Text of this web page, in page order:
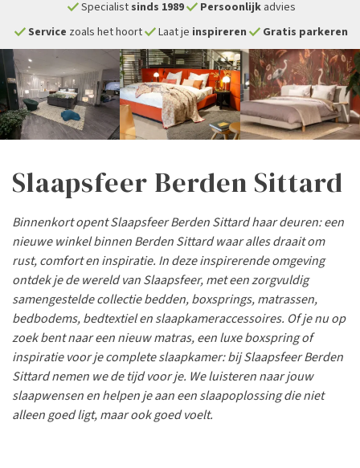
checkSpecialist sinds 1989check Persoonlijk advies
checkService zoals het hoortcheckLaat je inspireren check Gratis parkeren
Slaapsfeer Berden Sittard
Binnenkort opent Slaapsfeer Berden Sittard haar deuren: een
nieuwe winkel binnen Berden Sittard waar alles draait om
rust, comfort en inspiratie. In deze inspirerende omgeving
ontdek je de wereld van Slaapsfeer, met een zorgvuldig
samengestelde collectie bedden, boxsprings, matrassen,
bedbodems, bedtextiel en slaapkameraccessoires. Of je nu op
zoek bent naar een nieuw matras, een luxe boxspring of
inspiratie voor je complete slaapkamer: bij Slaapsfeer Berden
Sittard nemen we de tijd voor je. We luisteren naar jouw
slaapwensen en helpen je aan een slaapoplossing die niet
alleen goed ligt, maar ook goed voelt.